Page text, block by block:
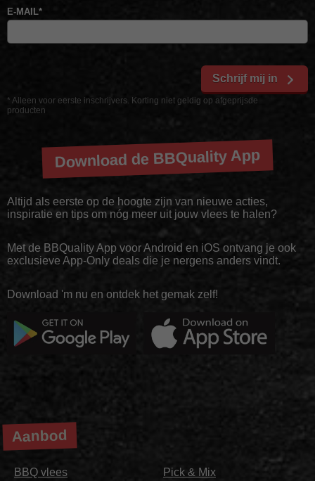
* Alleen voor eerste inschrijvers. Korting niet geldig op afgeprijsde
producten
E-MAIL*
Schrijf mij in
Download de BBQuality App
Altijd als eerste op de hoogte zijn van nieuwe acties,
inspiratie en tips om nóg meer uit jouw vlees te halen?
Met de BBQuality App voor Android en iOS ontvang je ook
exclusieve App-Only deals die je nergens anders vindt.
Download 'm nu en ontdek het gemak zelf!
Aanbod
BBQ vlees
Pick & Mix